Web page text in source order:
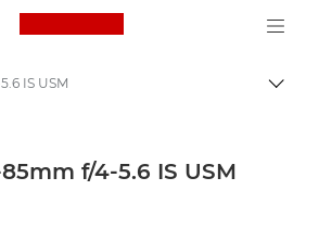
Canon Logo, back to
Обективи за фотоапарат Canon
IS USM
85mm f/4-5.6 IS USM